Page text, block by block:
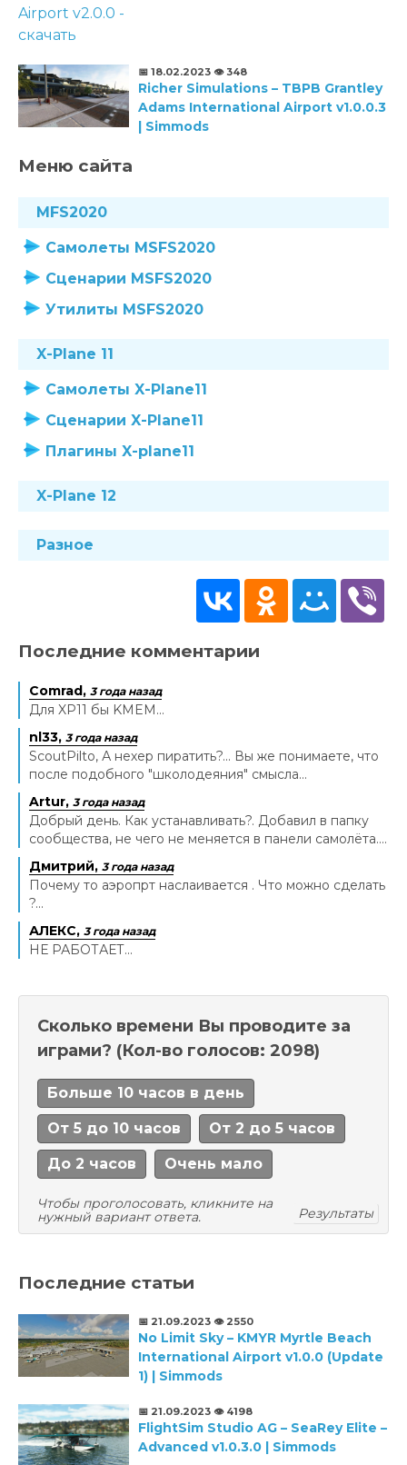
📅 18.02.2023 👁️ 348
Richer Simulations – TBPB Grantley
Adams International Airport v1.0.0.3
| Simmods
Меню сайта
MFS2020
Самолеты MSFS2020
Сценарии MSFS2020
Утилиты MSFS2020
X-Plane 11
Самолеты X-Plane11
Сценарии X-Plane11
Плагины X-plane11
X-Plane 12
Разное
Последние комментарии
Comrad, 3 года назад
Для XP11 бы KMEM...
nl33, 3 года назад
ScoutPilto, А нехер пиратить?... Вы же понимаете, что
после подобного "школодеяния" смысла...
Artur, 3 года назад
Добрый день. Как устанавливать?. Добавил в папку
сообщества, не чего не меняется в панели самолёта....
Дмитрий, 3 года назад
Почему то аэропрт наслаивается . Что можно сделать
?...
АЛЕКС, 3 года назад
НЕ РАБОТАЕТ...
Сколько времени Вы проводите за
играми? (Кол-во голосов: 2098)
Больше 10 часов в день
От 5 до 10 часов От 2 до 5 часов
До 2 часов Очень мало
Чтобы проголосовать, кликните на
нужный вариант ответа.
Результаты
Последние статьи
📅 21.09.2023 👁️ 2550
No Limit Sky – KMYR Myrtle Beach
International Airport v1.0.0 (Update
1) | Simmods
📅 21.09.2023 👁️ 4198
FlightSim Studio AG – SeaRey Elite –
Advanced v1.0.3.0 | Simmods